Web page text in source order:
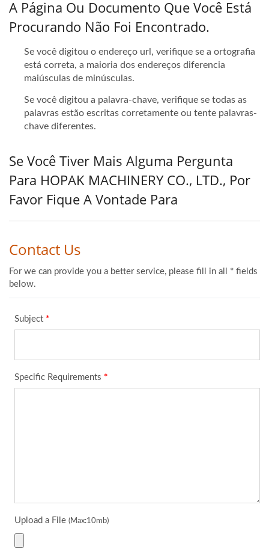
A Página Ou Documento Que Você Está
Procurando Não Foi Encontrado.
Se você digitou o endereço url, verifique se a ortografia
está correta, a maioria dos endereços diferencia
maiúsculas de minúsculas.
Se você digitou a palavra-chave, verifique se todas as
palavras estão escritas corretamente ou tente palavras-
chave diferentes.
Se Você Tiver Mais Alguma Pergunta
Para HOPAK MACHINERY CO., LTD., Por
Favor Fique A Vontade Para